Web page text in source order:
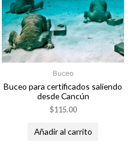
Buceo
Buceo para certificados saliendo
desde Cancún
$115.00
Añadir al carrito